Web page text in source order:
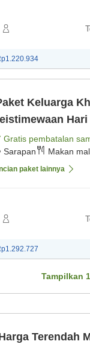
Keluarga
Hari yang tak terlupakan bersama anak-anak
Gratis pembatalan
Sarapan
Makan
paket lainnya
Tampilkan
Terendah